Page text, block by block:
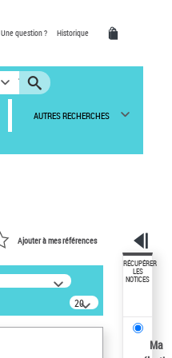
Une question ? Historique
AUTRES RECHERCHES
Ajouter à mes références
20
résultats/page
RÉCUPÉRER
LES
NOTICES
Ma